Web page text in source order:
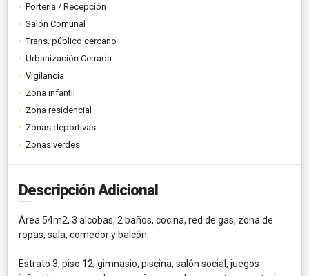
Portería / Recepción
Salón Comunal
Trans. público cercano
Urbanización Cerrada
Vigilancia
Zona infantil
Zona residencial
Zonas deportivas
Zonas verdes
Descripción Adicional
Área 54m2, 3 alcobas, 2 baños, cocina, red de gas, zona de
ropas, sala, comedor y balcón.
Estrato 3, piso 12, gimnasio, piscina, salón social, juegos